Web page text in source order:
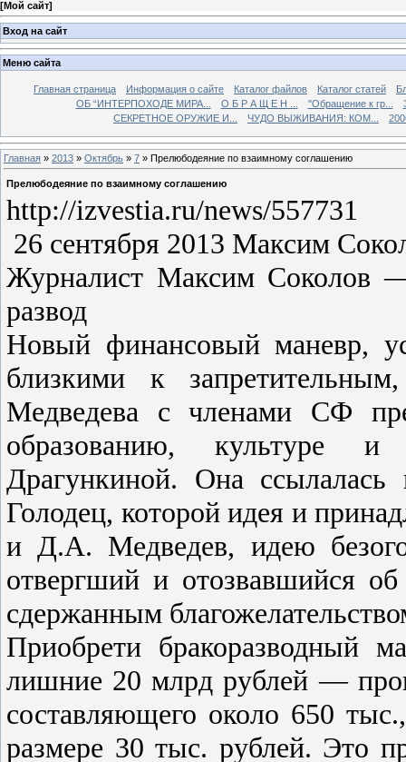
[Мой сайт]
Вход на сайт
Меню сайта
Главная страница Информация о сайте Каталог файлов Каталог статей
ОБ “ИНТЕРПОХОДЕ МИРА...
О Б Р А Щ Е Н ... "Обращение к гр...
СЕКРЕТНОЕ ОРУЖИЕ И...
ЧУДО ВЫЖИВАНИЯ: КОМ...
Главная » 2013 » Октябрь » 7 » Прелюбодеяние по взаимному соглашению
Прелюбодеяние по взаимному соглашению
http://izvestia.ru/news/557731
26 сентября 2013 Максим
Журналист Максим Соколов —
развод
Новый финансовый маневр,
близкими к
Медведева с членами СФ
образованию, культуре
Драгункиной. Она
Голодец, которой идея и
и Д.А. Медведев, идею
отвергший и отозвавшийся
сдержанным
Приобрети бракоразводный
лишние 20 млрд рублей —
составляющего около 650
размере 30 тыс. рублей. Это